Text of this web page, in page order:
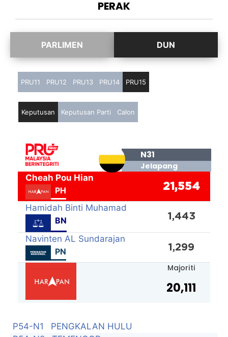
PERAK
P54-N1
PENGKALAN HULU
PRU11 PRU12 PRU13 PRU14 PRU15
Keputusan Keputusan Parti Calon
N31
Jelapang
Cheah Pou Hian
PH
21,554
Hamidah Binti Muhamad
BN
1,443
Navinten AL Sundarajan
PN
1,299
Majoriti
20,111